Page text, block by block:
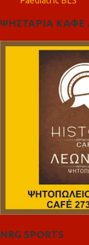
ΨΗΣΤΑΡΙΑ ΚΑΦΕ
NRG SPORTS